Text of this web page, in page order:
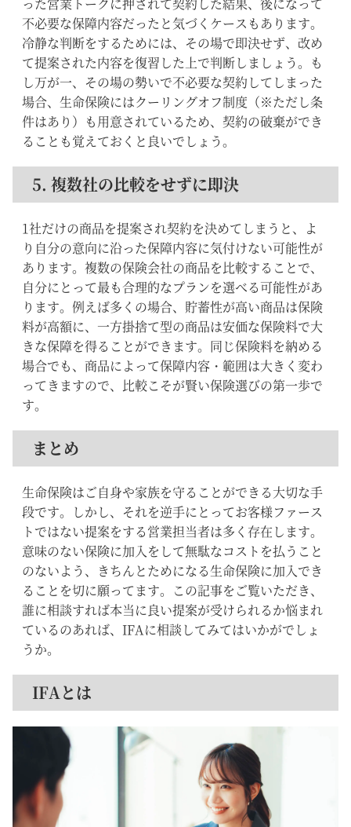
不必要な保障内容だったと気づくケースもあります。
冷静な判断をするためには、その場で即決せず、改め
て提案された内容を復習した上で判断しましょう。も
し万が一、その場の勢いで不必要な契約してしまった
場合、生命保険にはクーリングオフ制度（※ただし条
件はあり）も用意されているため、契約の破棄ができ
ることも覚えておくと良いでしょう。
5. 複数社の比較をせずに即決
1社だけの商品を提案され契約を決めてしまうと、よ
り自分の意向に沿った保障内容に気付けない可能性が
あります。複数の保険会社の商品を比較することで、
自分にとって最も合理的なプランを選べる可能性があ
ります。例えば多くの場合、貯蓄性が高い商品は保険
料が高額に、一方掛捨て型の商品は安価な保険料で大
きな保障を得ることができます。同じ保険料を納める
場合でも、商品によって保障内容・範囲は大きく変わ
ってきますので、比較こそが賢い保険選びの第一歩で
す。
まとめ
生命保険はご自身や家族を守ることができる大切な手
段です。しかし、それを逆手にとってお客様ファース
トではない提案をする営業担当者は多く存在します。
意味のない保険に加入をして無駄なコストを払うこと
のないよう、きちんとためになる生命保険に加入でき
ることを切に願ってます。この記事をご覧いただき、
誰に相談すれば本当に良い提案が受けられるか悩まれ
ているのあれば、IFAに相談してみてはいかがでしょ
うか。
IFAとは